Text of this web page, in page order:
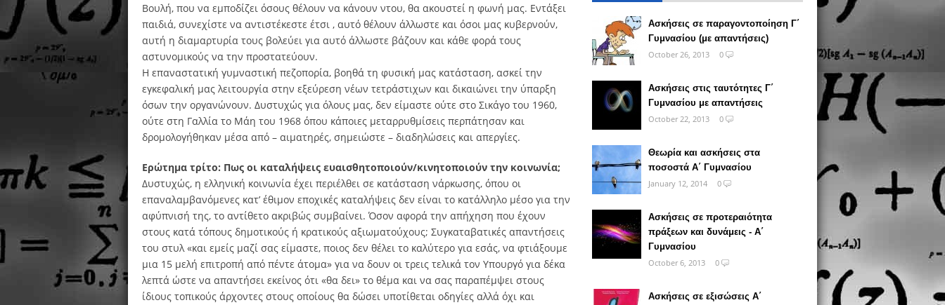
Βουλή, που να εμποδίζει όσους θέλουν να κάνουν ντου, θα ακουστεί η φωνή μας. Εντάξει
παιδιά, συνεχίστε να αντιστέκεστε έτσι , αυτό θέλουν άλλωστε και όσοι μας κυβερνούν,
αυτή η διαμαρτυρία τους βολεύει για αυτό άλλωστε βάζουν και κάθε φορά τους
αστυνομικούς να την προστατεύουν.
Η επαναστατική γυμναστική πεζοπορία, βοηθά τη φυσική μας κατάσταση, ασκεί την
εγκεφαλική μας λειτουργία στην εξεύρεση νέων τετράστιχων και δικαιώνει την ύπαρξη
όσων την οργανώνουν. Δυστυχώς για όλους μας, δεν είμαστε ούτε στο Σικάγο του 1960,
ούτε στη Γαλλία το Μάη του 1968 όπου κάποιες μεταρρυθμίσεις περπάτησαν και
δρομολογήθηκαν μέσα από – αιματηρές, σημειώστε – διαδηλώσεις και απεργίες.
Ερώτημα τρίτο: Πως οι καταλήψεις ευαισθητοποιούν/κινητοποιούν την κοινωνία;
Δυστυχώς, η ελληνική κοινωνία έχει περιέλθει σε κατάσταση νάρκωσης, όπου οι
επαναλαμβανόμενες κατ’ έθιμον εποχικές καταλήψεις δεν είναι το κατάλληλο μέσο για την
αφύπνισή της, το αντίθετο ακριβώς συμβαίνει. Όσον αφορά την απήχηση που έχουν
στους κατά τόπους δημοτικούς ή κρατικούς αξιωματούχους; Συγκαταβατικές απαντήσεις
του στυλ «και εμείς μαζί σας είμαστε, ποιος δεν θέλει το καλύτερο για εσάς, να φτιάξουμε
μια 15 μελή επιτροπή από πέντε άτομα» για να δουν οι τρεις τελικά τον Υπουργό για δέκα
λεπτά ώστε να απαντήσει εκείνος ότι «θα δει» το θέμα και να σας παραπέμψει στους
ίδιους τοπικούς άρχοντες στους οποίους θα δώσει υποτίθεται οδηγίες αλλά όχι και
Ασκήσεις σε παραγοντοποίηση Γ΄
Γυμνασίου (με απαντήσεις)
October 26, 2013
0
Ασκήσεις στις ταυτότητες Γ΄
Γυμνασίου με απαντήσεις
October 22, 2013
0
Θεωρία και ασκήσεις στα
ποσοστά Α΄ Γυμνασίου
January 12, 2014
0
Ασκήσεις σε προτεραιότητα
πράξεων και δυνάμεις - Α΄
Γυμνασίου
October 6, 2013
0
Ασκήσεις σε εξισώσεις Α΄